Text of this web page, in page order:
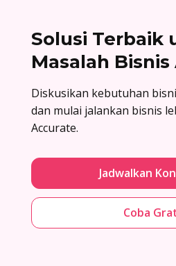
Solusi Terbaik
Masalah Bisnis
Diskusikan kebutuhan
dan mulai jalankan bisnis
Accurate.
Jadwalkan
Coba